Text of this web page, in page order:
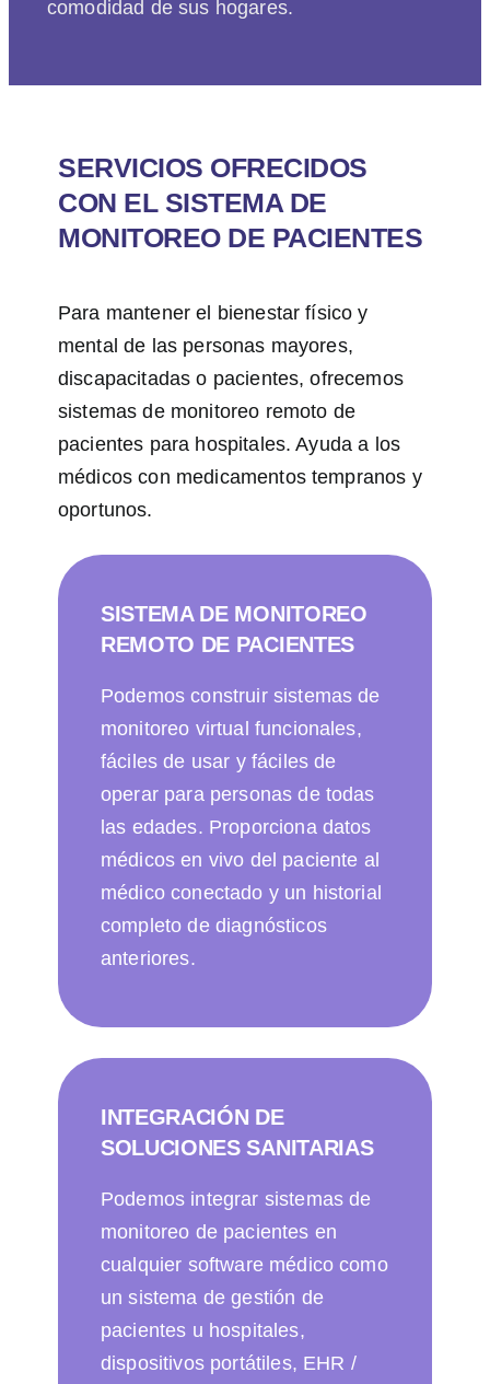
comodidad de sus hogares.
SERVICIOS OFRECIDOS
CON EL SISTEMA DE
MONITOREO DE PACIENTES
Para mantener el bienestar físico y
mental de las personas mayores,
discapacitadas o pacientes, ofrecemos
sistemas de monitoreo remoto de
pacientes para hospitales. Ayuda a los
médicos con medicamentos tempranos y
oportunos.
SISTEMA DE MONITOREO
REMOTO DE PACIENTES
Podemos construir sistemas de
monitoreo virtual funcionales,
fáciles de usar y fáciles de
operar para personas de todas
las edades. Proporciona datos
médicos en vivo del paciente al
médico conectado y un historial
completo de diagnósticos
anteriores.
INTEGRACIÓN DE
SOLUCIONES SANITARIAS
Podemos integrar sistemas de
monitoreo de pacientes en
cualquier software médico como
un sistema de gestión de
pacientes u hospitales,
dispositivos portátiles, EHR /